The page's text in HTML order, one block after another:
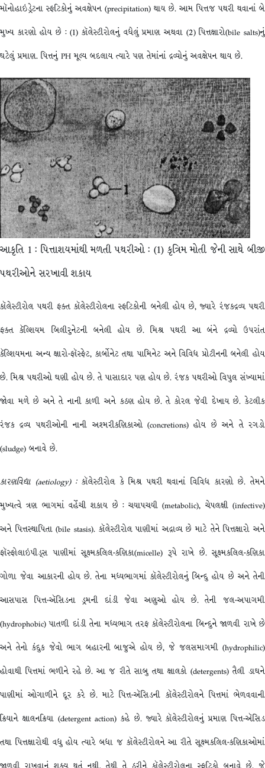
મૉનોહાઇડ્રેટના સ્ફટિકોનું અવક્ષેપન (precipitation) થાય છે. આમ પિત્તજ પથરી થવાનાં બે
મુખ્ય કારણો હોય છે : (1) કૉલેસ્ટીરોલનું વધેલું પ્રમાણ અથવા (2) પિત્તક્ષારો(bile salts)નું
ઘટેલું પ્રમાણ. પિત્તનું PH મૂલ્ય બદલાય ત્યારે પણ તેમાંનાં દ્રવ્યોનું અવક્ષેપન થાય છે.
આકૃતિ 1 : પિત્તાશયમાંથી મળતી પથરીઓ : (1) કૃત્રિમ મોતી જેની સાથે બીજી
પથરીઓને સરખાવી શકાય
કૉલેસ્ટીરોલ પથરી ફક્ત કૉલેસ્ટીરોલના સ્ફટિકોની બનેલી હોય છે, જ્યારે રંજકદ્રવ્ય પથરી
ફક્ત કૅલ્શિયમ બિલીરુનેટની બનેલી હોય છે. મિશ્ર પથરી આ બંને દ્રવ્યો ઉપરાંત
કૅલ્શિયમના અન્ય ક્ષારો-ફૉસ્ફેટ, કાર્બોનેટ તથા પામિનેટ અને વિવિધ પ્રોટીનની બનેલી હોય
છે. મિશ્ર પથરીઓ ઘણી હોય છે. તે પાસાદાર પણ હોય છે. રંજક પથરીઓ વિપુલ સંખ્યામાં
જોવા મળે છે અને તે નાની કાળી અને કઠણ હોય છે. તે કોરલ જેવી દેખાય છે. કેટલીક
રંજક દ્રવ્ય પથરીઓની નાની અશ્મરીકણિકાઓ (concretions) હોય છે અને તે રગડો
(sludge) બનાવે છે.
કારણવિદ્યા (aetiology) :કૉલેસ્ટીરોલ કે મિશ્ર પથરી થવાનાં વિવિધ કારણો છે. તેમને
મુખ્યત્વે ત્રણ ભાગમાં વહેંચી શકાય છે : ચયાપચયી (metabolic), ચેપલક્ષી (infective)
અને પિત્તસ્થાપિતા (bile stasis). કૉલેસ્ટીરોલ પાણીમાં અદ્રાવ્ય છે માટે તેને પિત્તક્ષારો અને
ફૉસ્ફોલાઇપીડ્સ પાણીમાં સૂક્ષ્મકલિલ-કણિકા(micelle) રૂપે રાખે છે. સૂક્ષ્મકલિલ-કણિકા
ગોળા જેવા આકારની હોય છે. તેના મધ્યભાગમાં કૉલેસ્ટીરોલનું બિન્દુ હોય છે અને તેની
આસપાસ પિત્ત-ઍસિડના ડ્રમની દાંડી જેવા અણુઓ હોય છે. તેની જલ-અપાગમી
(hydrophobic) પાતળી દાંડી તેના મધ્યભાગ તરફ કૉલેસ્ટીરોલના બિન્દુને જાળવી રાખે છે
અને તેનો કંદુક જેવો ભાગ બહારની બાજુએ હોય છે, જે જલસમાગમી (hydrophilic)
હોવાથી પિત્તમાં ભળીને રહે છે. આ જ રીતે સાબુ તથા ક્ષાલકો (detergents) તૈલી ડાઘને
પાણીમાં ઓગાળીને દૂર કરે છે. માટે પિત્ત-ઍસિડની કૉલેસ્ટીરોલને પિત્તમાં ભેળવવાની
ક્રિયાને ક્ષાલનક્રિયા (detergent action) કહે છે. જ્યારે કૉલેસ્ટીરોલનું પ્રમાણ પિત્ત-ઍસિડ
તથા પિત્તક્ષારોથી વધુ હોય ત્યારે બધા જ કૉલેસ્ટીરોલને આ રીતે સૂક્ષ્મકલિલ-કણિકાઓમાં